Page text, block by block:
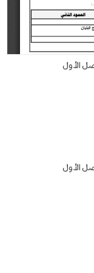
الأول
الأول